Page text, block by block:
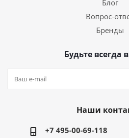
Блог
Вопрос-
Бренды
Будьте всегда
Наши
+7 495-00-69-118